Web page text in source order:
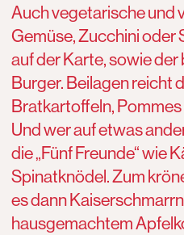
Auch vegetarische und
Gemüse, Zucchini oder
auf der Karte, sowie
Burger. Beilagen reicht
Bratkartoffeln,
Und wer auf etwas
die „Fünf Freunde“ wie
Spinatknödel. Zum
es dann
hausgemachtem